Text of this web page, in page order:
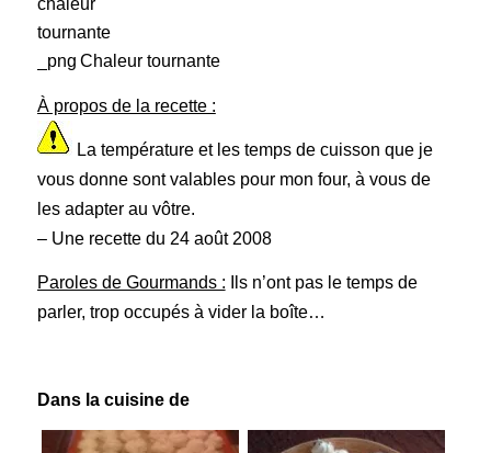
Chaleur tournante
À propos de la recette :
La température et les temps de cuisson que je
vous donne sont valables pour mon four, à vous de
les adapter au vôtre.
– Une recette du 24 août 2008
Paroles de Gourmands : Ils n’ont pas le temps de
parler, trop occupés à vider la boîte…
Dans la cuisine de